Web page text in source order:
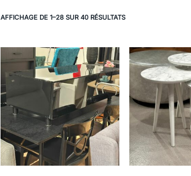
AFFICHAGE DE 1–28 SUR 40 RÉSULTATS